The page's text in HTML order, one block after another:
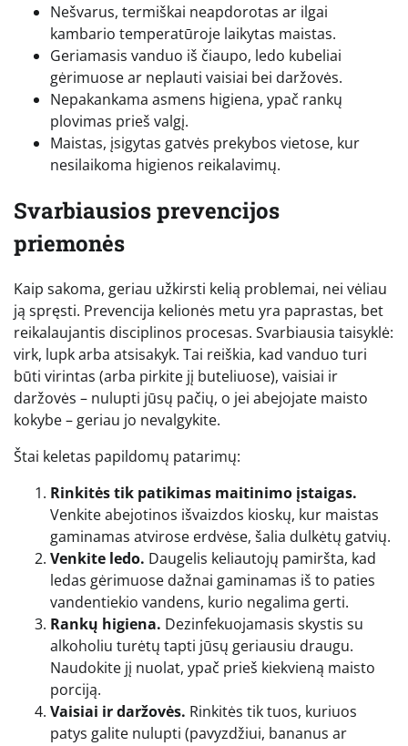
Nešvarus, termiškai neapdorotas ar ilgai
kambario temperatūroje laikytas maistas.
Geriamasis vanduo iš čiaupo, ledo kubeliai
gėrimuose ar neplauti vaisiai bei daržovės.
Nepakankama asmens higiena, ypač rankų
plovimas prieš valgį.
Maistas, įsigytas gatvės prekybos vietose, kur
nesilaikoma higienos reikalavimų.
Svarbiausios prevencijos
priemonės
Kaip sakoma, geriau užkirsti kelią problemai, nei vėliau
ją spręsti. Prevencija kelionės metu yra paprastas, bet
reikalaujantis disciplinos procesas. Svarbiausia taisyklė:
virk, lupk arba atsisakyk. Tai reiškia, kad vanduo turi
būti virintas (arba pirkite jį buteliuose), vaisiai ir
daržovės – nulupti jūsų pačių, o jei abejojate maisto
kokybe – geriau jo nevalgykite.
Štai keletas papildomų patarimų:
Rinkitės tik patikimas maitinimo įstaigas.
Venkite abejotinos išvaizdos kioskų, kur maistas
gaminamas atvirose erdvėse, šalia dulkėtų gatvių.
Venkite ledo. Daugelis keliautojų pamiršta, kad
ledas gėrimuose dažnai gaminamas iš to paties
vandentiekio vandens, kurio negalima gerti.
Rankų higiena. Dezinfekuojamasis skystis su
alkoholiu turėtų tapti jūsų geriausiu draugu.
Naudokite jį nuolat, ypač prieš kiekvieną maisto
porciją.
Vaisiai ir daržovės. Rinkitės tik tuos, kuriuos
patys galite nulupti (pavyzdžiui, bananus ar